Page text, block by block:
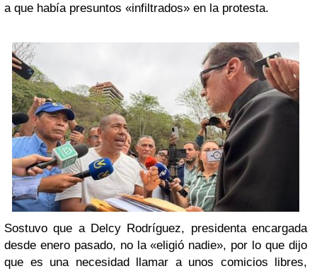
a que había presuntos «infiltrados» en la protesta.
Sostuvo que a Delcy Rodríguez, presidenta encargada
desde enero pasado, no la «eligió nadie», por lo que dijo
que es una necesidad llamar a unos comicios libres,